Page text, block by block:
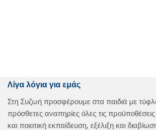
Λίγα λόγια για εμάς
Στη Συζωή προσφέρουμε στα παιδιά με
πρόσθετες αναπηρίες όλες τις
και ποιοτική εκπαίδευση, εξέλιξη και